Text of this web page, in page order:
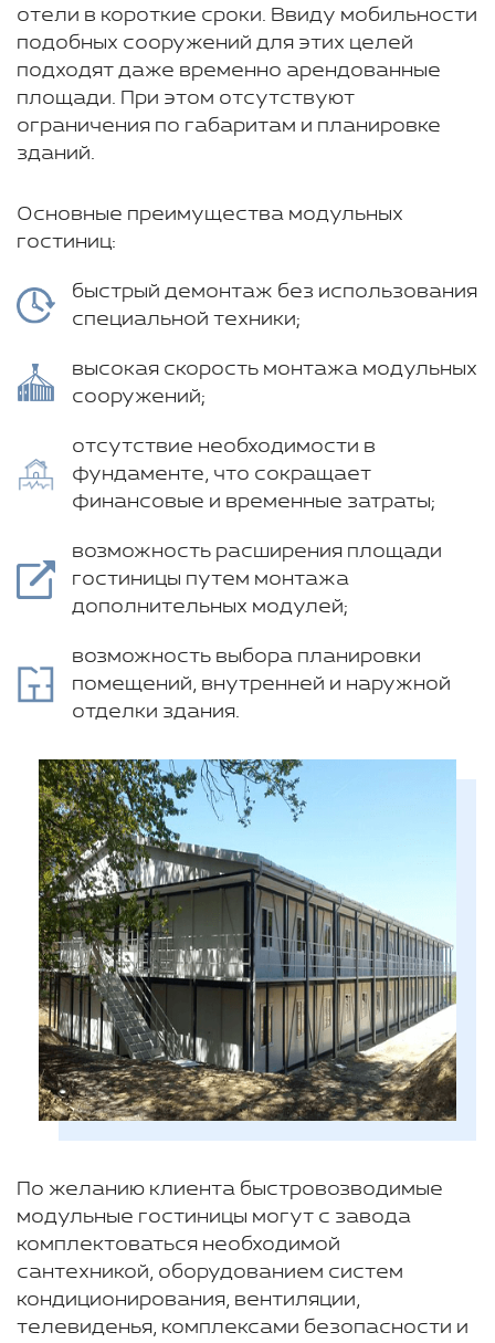
отели в короткие сроки. Ввиду мобильности
подобных сооружений для этих целей
подходят даже временно арендованные
площади. При этом отсутствуют
ограничения по габаритам и планировке
зданий.
Основные преимущества модульных
гостиниц:
быстрый демонтаж без использования
специальной техники;
высокая скорость монтажа модульных
сооружений;
отсутствие необходимости в
фундаменте, что сокращает
финансовые и временные затраты;
возможность расширения площади
гостиницы путем монтажа
дополнительных модулей;
возможность выбора планировки
помещений, внутренней и наружной
отделки здания.
По желанию клиента быстровозводимые
модульные гостиницы могут с завода
комплектоваться необходимой
сантехникой, оборудованием систем
кондиционирования, вентиляции,
телевиденья, комплексами безопасности и